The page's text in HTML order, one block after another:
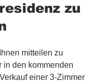
zu
mitteilen zu
in den kommenden
einer 3-Zimmer